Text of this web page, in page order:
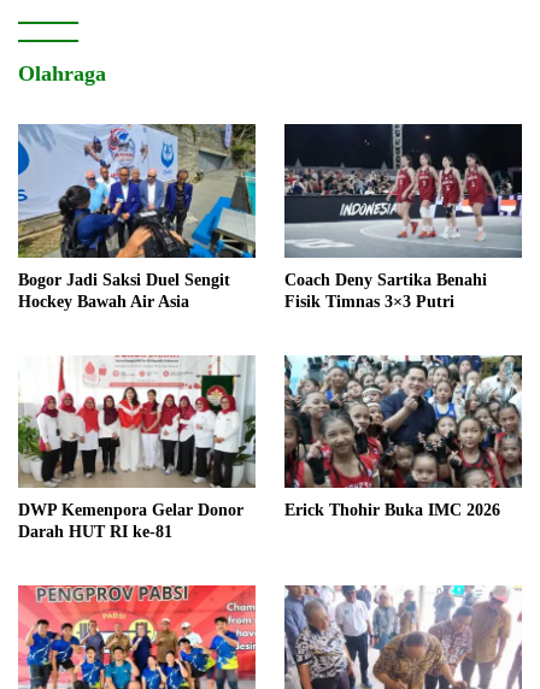
Olahraga
Bogor Jadi Saksi Duel Sengit
Hockey Bawah Air Asia
Coach Deny Sartika Benahi
Fisik Timnas 3×3 Putri
DWP Kemenpora Gelar Donor
Darah HUT RI ke-81
Erick Thohir Buka IMC 2026